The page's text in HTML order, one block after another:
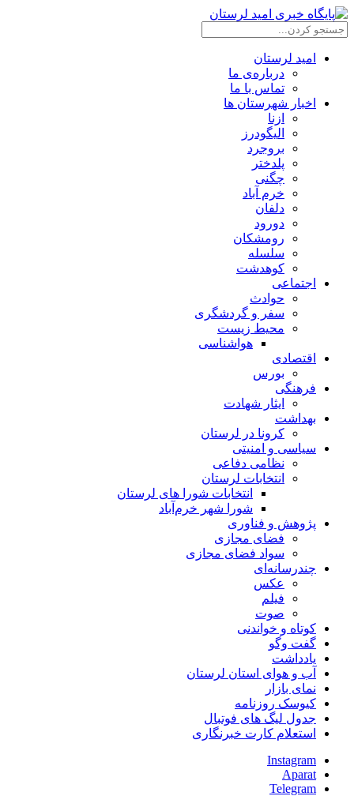
امید لرستان
درباره‌ی ما
تماس با ما
اخبار شهرستان ها
ازنا
الیگودرز
بروجرد
پلدختر
چگنی
خرم آباد
دلفان
دورود
رومشکان
سلسله
کوهدشت
اجتماعی
حوادث
سفر و گردشگری
محیط زیست
هواشناسی
اقتصادی
بورس
فرهنگی
ایثار شهادت
بهداشت
کرونا در لرستان
سیاسی و امنیتی
نظامی دفاعی
انتخابات لرستان
انتخابات شورا های لرستان
شورا شهر خرم‌آباد
پژوهش و فناوری
فضای مجازی
سواد فضای مجازی
چندرسانه‌ای
عكس
فیلم
صوت
کوتاه و خواندنی
گفت وگو
یادداشت
آب و هوای استان لرستان
نمای بازار
کیوسک روزنامه
جدول لیگ های فوتبال
استعلام کارت خبرنگاری
Instagram
Aparat
Telegram